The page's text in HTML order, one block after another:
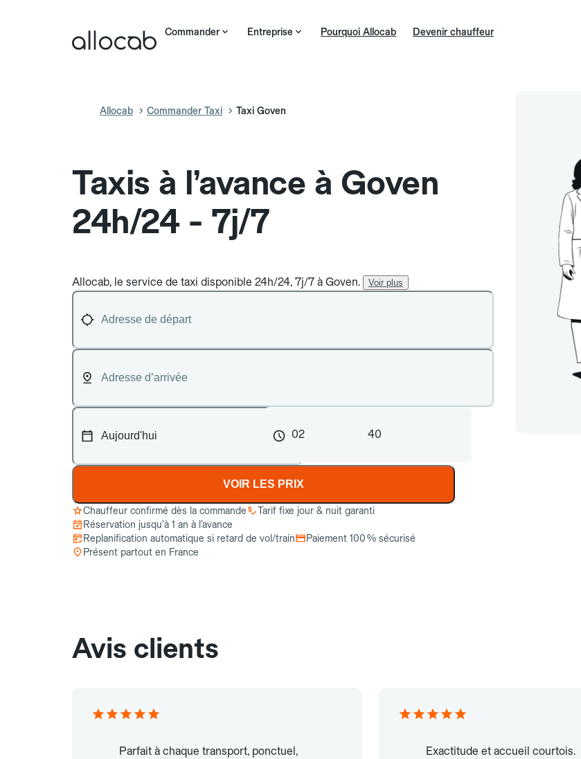
Commander Entreprise Pourquoi Allocab Devenir chauffeur
Allocab Commander Taxi Taxi Goven
Taxis à l’avance à Goven
24h/24 - 7j/7
Allocab, le service de taxi disponible 24h/24, 7j/7 à Goven. Voir plus
02 40
VOIR LES PRIX
Chauffeur confirmé dès la commande
Tarif fixe jour & nuit garanti
Réservation jusqu’à 1 an à l’avance
Replanification automatique si retard de vol/train
Paiement 100 % sécurisé
Présent partout en France
Avis clients
Parfait à chaque transport, ponctuel,
Exactitude et accueil courtois.